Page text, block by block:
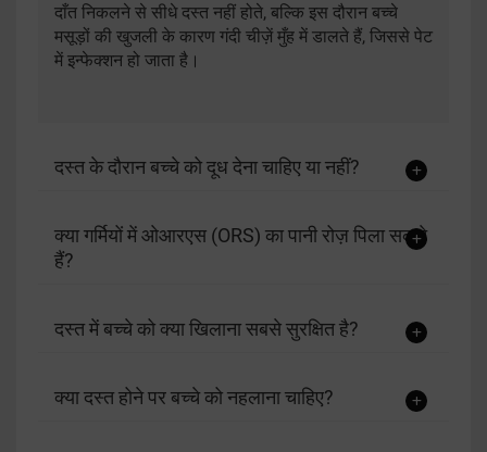
दाँत निकलने से सीधे दस्त नहीं होते, बल्कि इस दौरान बच्चे
मसूड़ों की खुजली के कारण गंदी चीज़ें मुँह में डालते हैं, जिससे पेट
में इन्फेक्शन हो जाता है।
दस्त के दौरान बच्चे को दूध देना चाहिए या नहीं?
क्या गर्मियों में ओआरएस (ORS) का पानी रोज़ पिला सकते
हैं?
दस्त में बच्चे को क्या खिलाना सबसे सुरक्षित है?
क्या दस्त होने पर बच्चे को नहलाना चाहिए?